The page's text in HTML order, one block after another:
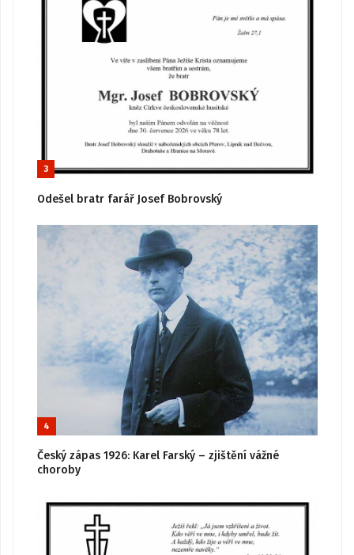
3
Odešel bratr farář Josef Bobrovský
4
Český zápas 1926: Karel Farský – zjištění vážné
choroby